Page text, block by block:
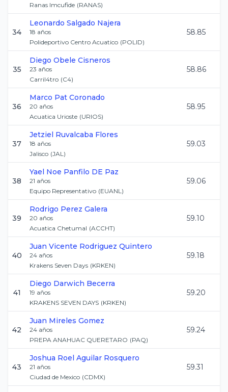
Ranas Imcufide (RANAS)
34
Leonardo Salgado Najera
18 años
Polideportivo Centro Acuatico (POLID)
58.85
35
Diego Obele Cisneros
23 años
Carril4tro (C4)
58.86
36
Marco Pat Coronado
20 años
Acuatica Urioste (URIOS)
58.95
37
Jetziel Ruvalcaba Flores
18 años
Jalisco (JAL)
59.03
38
Yael Noe Panfilo DE Paz
21 años
Equipo Representativo (EUANL)
59.06
39
Rodrigo Perez Galera
20 años
Acuatica Chetumal (ACCHT)
59.10
40
Juan Vicente Rodriguez Quintero
24 años
Krakens Seven Days (KRKEN)
59.18
41
Diego Darwich Becerra
19 años
KRAKENS SEVEN DAYS (KRKEN)
59.20
42
Juan Mireles Gomez
24 años
PREPA ANAHUAC QUERETARO (PAQ)
59.24
43
Joshua Roel Aguilar Rosquero
21 años
Ciudad de Mexico (CDMX)
59.31